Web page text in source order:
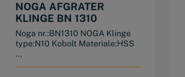
NOGA AFGRATER
KLINGE BN 1310
Noga nr.:BN1310 NOGA Klinge
type:N10 Kobolt Materiale:HSS
...